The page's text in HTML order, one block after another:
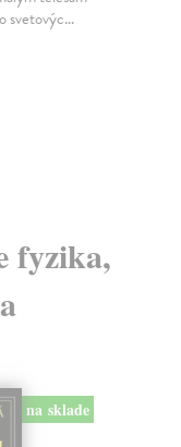
zásadné n...
fyzika,
na sklade